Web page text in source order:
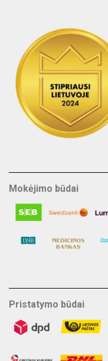
Mokėjimo būdai
Pristatymo būdai